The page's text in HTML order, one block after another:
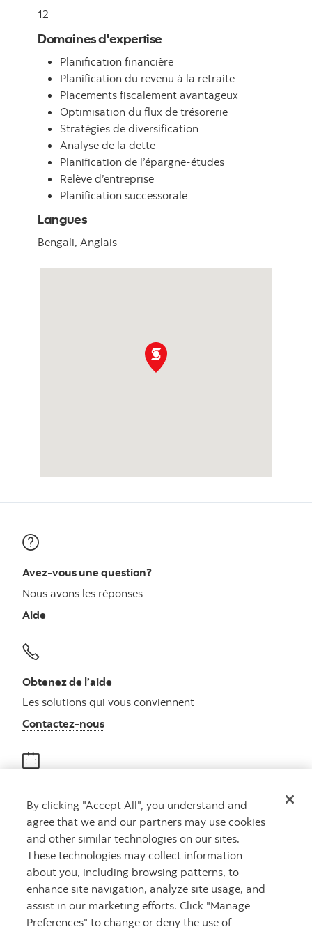
12
Domaines d'expertise
Planification financière
Planification du revenu à la retraite
Placements fiscalement avantageux
Optimisation du flux de trésorerie
Stratégies de diversification
Analyse de la dette
Planification de l’épargne-études
Relève d’entreprise
Planification successorale
Langues
Bengali, Anglais
Avez-vous une question?
Nous avons les réponses
Aide
Obtenez de l’aide
Les solutions qui vous conviennent
Contactez-nousAutres numéros, contactez-nous par
Rencontrez un conseiller
Prenez rendez-vous
By clicking "Accept All", you understand and
agree that we and our partners may use cookies
and other similar technologies on our sites.
These technologies may collect information
about you, including browsing patterns, to
enhance site navigation, analyze site usage, and
assist in our marketing efforts. Click "Manage
Preferences" to change or deny the use of